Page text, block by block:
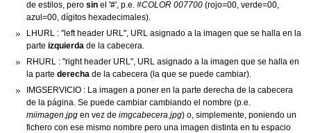
de estilos, pero sinel '#', p.e. #COLOR 007700(rojo=00, verde=00,
azul=00, dígitos hexadecimales).
LHURL : "left header URL", URL asignado a la imagen que se halla en la
parte izquierdade la cabecera.
RHURL : "right header URL", URL asignado a la imagen que se halla en
la parte derecha de la cabecera (la que se puede cambiar).
IMGSERVICIO : La imagen a poner en la parte derecha de la cabecera
de la página. Se puede cambiar cambiando el nombre (p.e.
miimagen.jpgen vez de imgcabecera.jpg) o, simplemente, poniendo un
fichero con ese mismo nombre pero una imagen distinta en tu espacio